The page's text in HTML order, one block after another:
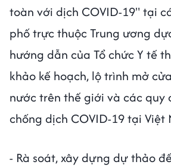
toàn với dịch COVID-19" tại
phố trực thuộc Trung ương
hướng dẫn của Tổ chức Y tế
khảo kế hoạch, lộ trình mở
nước trên thế giới và các quy
chống dịch COVID-19 tại Việt
- Rà soát, xây dựng dự thảo